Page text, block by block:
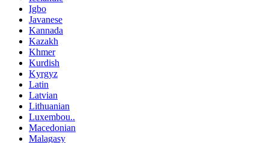
Igbo
Javanese
Kannada
Kazakh
Khmer
Kurdish
Kyrgyz
Latin
Latvian
Lithuanian
Luxembou..
Macedonian
Malagasy